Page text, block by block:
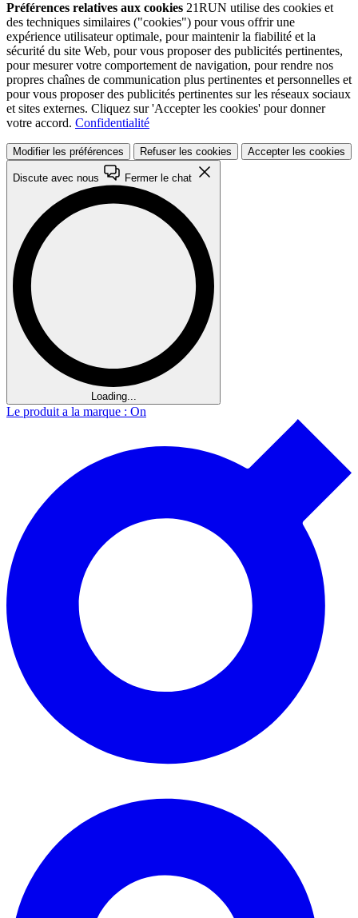
Préférences relatives aux cookies 21RUN utilise des cookies et
des techniques similaires ("cookies") pour vous offrir une
expérience utilisateur optimale, pour maintenir la fiabilité et la
sécurité du site Web, pour vous proposer des publicités pertinentes,
pour mesurer votre comportement de navigation, pour rendre nos
propres chaînes de communication plus pertinentes et personnelles et
pour vous proposer des publicités pertinentes sur les réseaux sociaux
et sites externes. Cliquez sur 'Accepter les cookies' pour donner
votre accord. Confidentialité
Modifier les préférences Refuser les cookies Accepter les cookies
Discute avec nous Fermer le chat
Loading...
Le produit a la marque : On